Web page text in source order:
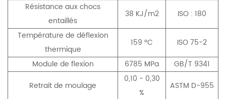
Résistance aux chocs
entaillés
38 KJ/m2
ISO : 180
Température de déflexion
thermique
159 °C
ISO 75-2
Module de flexion
6785 MPa
GB/T 9341
Retrait de moulage
0,10 - 0,30
%
ASTM D-955